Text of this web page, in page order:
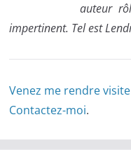
auteur
impertinent. Tel est
Venez me rendre
Contactez-moi.